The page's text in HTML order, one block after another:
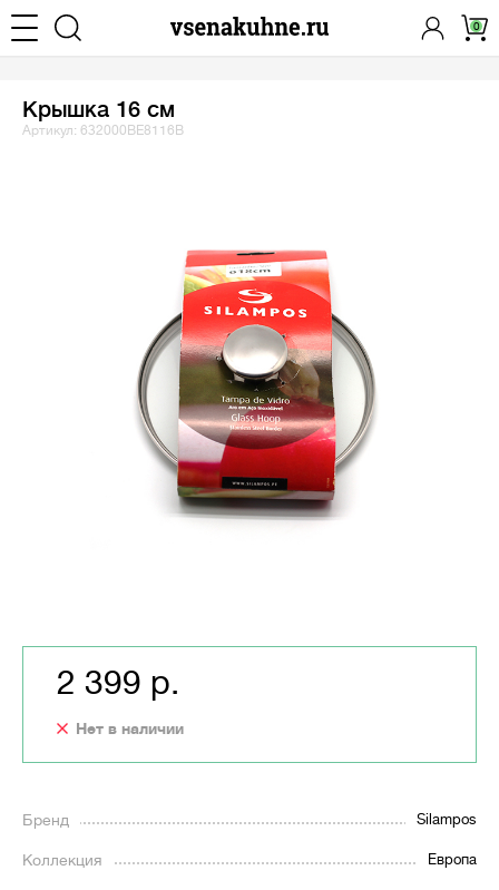
0
Крышка 16 см
Артикул: 632000BE8116B
Бренд Silampos
Коллекция Европа
2 399 р.
Нет в наличии